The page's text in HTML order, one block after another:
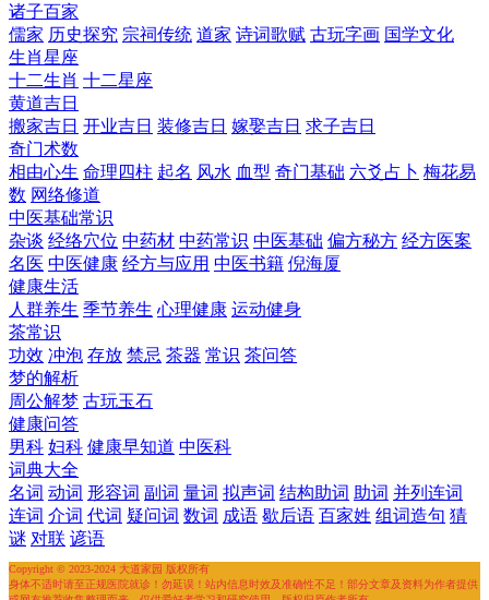
诸子百家
儒家 历史探究 宗祠传统 道家 诗词歌赋 古玩字画 国学文化
生肖星座
十二生肖 十二星座
黄道吉日
搬家吉日 开业吉日 装修吉日 嫁娶吉日 求子吉日
奇门术数
相由心生 命理四柱 起名 风水 血型 奇门基础 六爻占卜 梅花易
数 网络修道
中医基础常识
杂谈 经络穴位 中药材 中药常识 中医基础 偏方秘方 经方医案
名医 中医健康 经方与应用 中医书籍 倪海厦
健康生活
人群养生 季节养生 心理健康 运动健身
茶常识
功效 冲泡 存放 禁忌 茶器 常识 茶问答
梦的解析
周公解梦 古玩玉石
健康问答
男科 妇科 健康早知道 中医科
词典大全
名词 动词 形容词 副词 量词 拟声词 结构助词 助词 并列连词
连词 介词 代词 疑问词 数词 成语 歇后语 百家姓 组词造句 猜
谜 对联 谚语
Copyright © 2023-2024 大道家园 版权所有
身体不适时请至正规医院就诊！勿延误！站内信息时效及准确性不足！部分文章及资料为作者提供